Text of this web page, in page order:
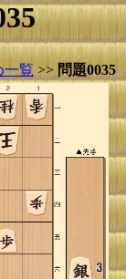
一覧 >> 問題0035